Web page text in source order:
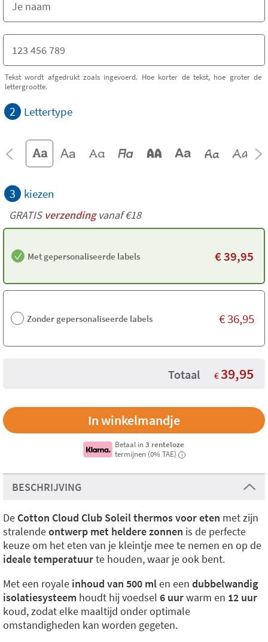
Tekst wordt afgedrukt zoals ingevoerd. Hoe korter de tekst, hoe groter de
lettergrootte.
2 Lettertype
3 kiezen
GRATISverzendingvanaf €18
Met gepersonaliseerde labels €39,95
Zonder gepersonaliseerde labels €36,95
Totaal € 39,95
Betaal in3 renteloze
termijnen (0% TAE)
i
BESCHRIJVING
De Cotton Cloud Club Soleil thermos voor eten met zijn
stralendeontwerp met heldere zonnen is de perfecte
keuze om het eten van je kleintje mee te nemen en op de
ideale temperatuurte houden, waar je ook bent.
Met een royale inhoud van 500 mlen een dubbelwandig
isolatiesysteem houdt hij voedsel 6 uurwarm en 12 uur
koud, zodat elke maaltijd onder optimale
omstandigheden kan worden gegeten.